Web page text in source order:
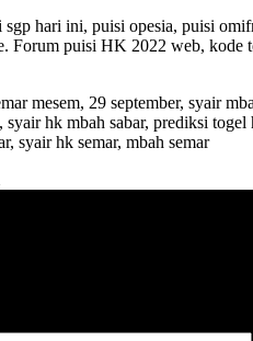
hari ini, puisi opesia, puisi
Forum puisi HK 2022 web,
mesem, 29 september, syair
hk mbah sabar, prediksi togel
syair hk semar, mbah semar